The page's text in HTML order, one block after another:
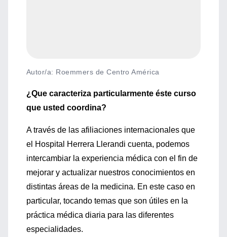
Autor/a: Roemmers de Centro América
¿Que caracteriza particularmente éste curso
que usted coordina?
A través de las afiliaciones internacionales que
el Hospital Herrera Llerandi cuenta, podemos
intercambiar la experiencia médica con el fin de
mejorar y actualizar nuestros conocimientos en
distintas áreas de la medicina. En este caso en
particular, tocando temas que son útiles en la
práctica médica diaria para las diferentes
especialidades.